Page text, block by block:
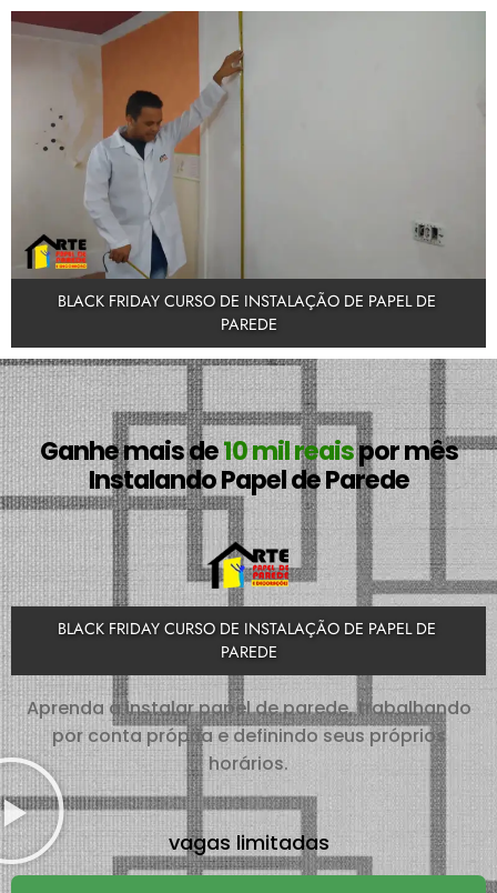
BLACK FRIDAY CURSO DE INSTALAÇÃO DE PAPEL DE
PAREDE
Ganhe mais de10 mil reaispor mês
Instalando Papel de Parede
BLACK FRIDAY CURSO DE INSTALAÇÃO DE PAPEL DE
PAREDE
Aprenda a instalar papel de parede, trabalhando
por conta própria e definindo seus próprios
horários.
vagas limitadas